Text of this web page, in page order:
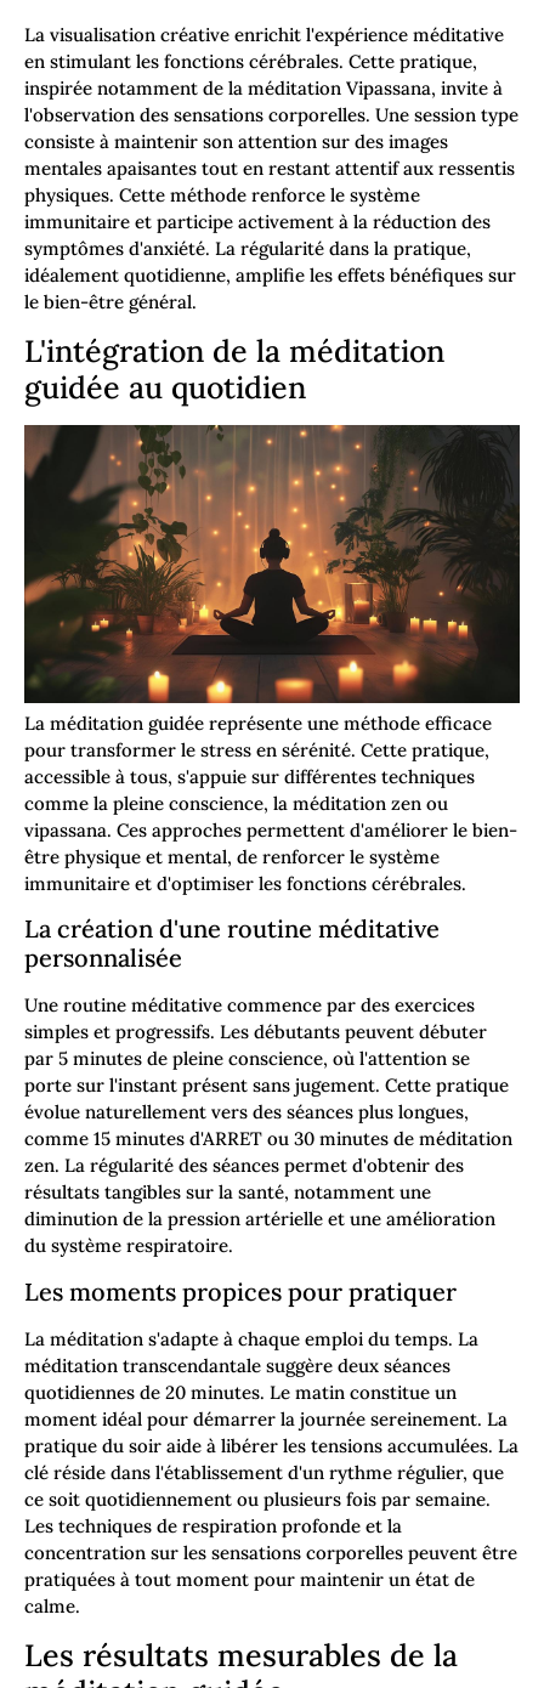
La visualisation créative enrichit l'expérience méditative
en stimulant les fonctions cérébrales. Cette pratique,
inspirée notamment de la méditation Vipassana, invite à
l'observation des sensations corporelles. Une session type
consiste à maintenir son attention sur des images
mentales apaisantes tout en restant attentif aux ressentis
physiques. Cette méthode renforce le système
immunitaire et participe activement à la réduction des
symptômes d'anxiété. La régularité dans la pratique,
idéalement quotidienne, amplifie les effets bénéfiques sur
le bien-être général.
L'intégration de la méditation
guidée au quotidien
La méditation guidée représente une méthode efficace
pour transformer le stress en sérénité. Cette pratique,
accessible à tous, s'appuie sur différentes techniques
comme la pleine conscience, la méditation zen ou
vipassana. Ces approches permettent d'améliorer le bien-
être physique et mental, de renforcer le système
immunitaire et d'optimiser les fonctions cérébrales.
La création d'une routine méditative
personnalisée
Une routine méditative commence par des exercices
simples et progressifs. Les débutants peuvent débuter
par 5 minutes de pleine conscience, où l'attention se
porte sur l'instant présent sans jugement. Cette pratique
évolue naturellement vers des séances plus longues,
comme 15 minutes d'ARRET ou 30 minutes de méditation
zen. La régularité des séances permet d'obtenir des
résultats tangibles sur la santé, notamment une
diminution de la pression artérielle et une amélioration
du système respiratoire.
Les moments propices pour pratiquer
La méditation s'adapte à chaque emploi du temps. La
méditation transcendantale suggère deux séances
quotidiennes de 20 minutes. Le matin constitue un
moment idéal pour démarrer la journée sereinement. La
pratique du soir aide à libérer les tensions accumulées. La
clé réside dans l'établissement d'un rythme régulier, que
ce soit quotidiennement ou plusieurs fois par semaine.
Les techniques de respiration profonde et la
concentration sur les sensations corporelles peuvent être
pratiquées à tout moment pour maintenir un état de
calme.
Les résultats mesurables de la